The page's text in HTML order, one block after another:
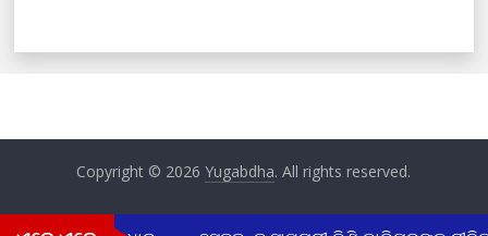
Copyright © 2026Yugabdha. All rights reserved.